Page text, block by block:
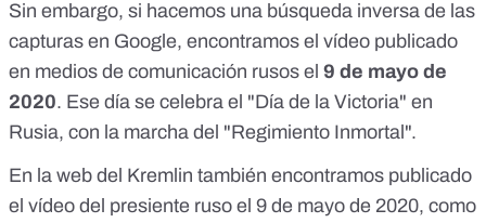
Sin embargo, si hacemos una búsqueda inversa de las
capturas en Google, encontramos el vídeo publicado
en medios de comunicación rusos el 9 de mayo de
2020. Ese día se celebra el "Día de la Victoria" en
Rusia, con la marcha del "Regimiento Inmortal".
En la web del Kremlin también encontramos publicado
el vídeo del presiente ruso el 9 de mayo de 2020, como